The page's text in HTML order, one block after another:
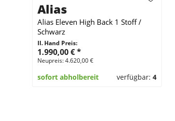
Alias
Alias Eleven High Back 1 Stoff /
Schwarz
II. Hand Preis:
1.990,00 €*
Neupreis: 4.620,00 €
sofort abholbereit verfügbar: 4